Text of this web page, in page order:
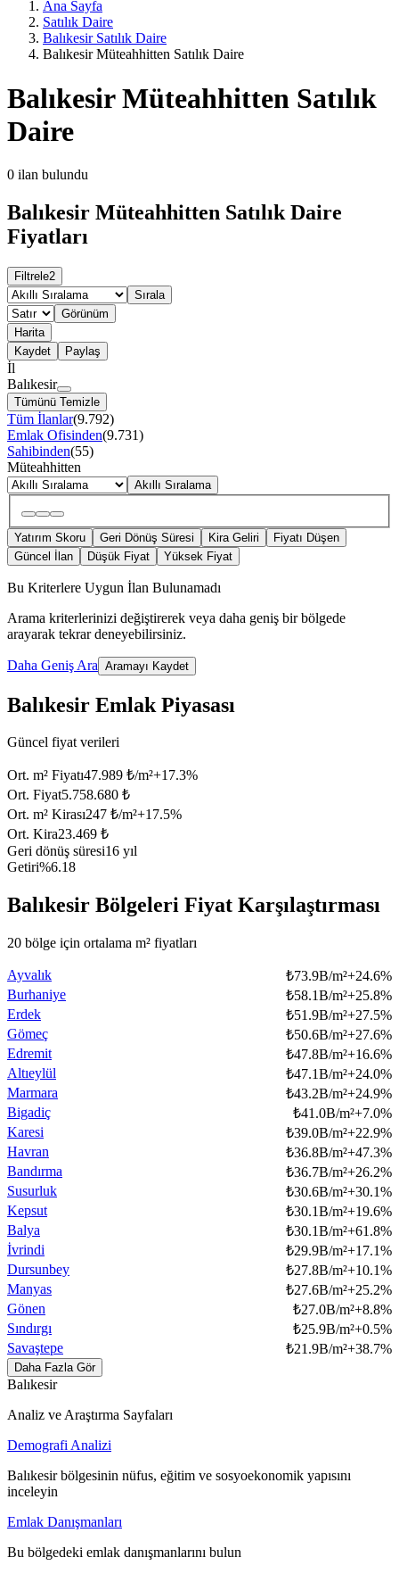
Ana Sayfa
Satılık Daire
Balıkesir Satılık Daire
Balıkesir Müteahhitten Satılık Daire
Balıkesir Müteahhitten Satılık
Daire
0 ilan bulundu
Balıkesir Müteahhitten Satılık Daire
Fiyatları
Filtrele2
Sırala
Görünüm
Harita
Kaydet
Paylaş
İl
Balıkesir
Tümünü Temizle
Tüm İlanlar(9.792)
Emlak Ofisinden(9.731)
Sahibinden(55)
Müteahhitten
Akıllı Sıralama
Yatırım Skoru Geri Dönüş Süresi Kira Geliri
Fiyatı Düşen
Güncel İlan
Düşük Fiyat Yüksek Fiyat
Bu Kriterlere Uygun İlan Bulunamadı
Arama kriterlerinizi değiştirerek veya daha geniş bir bölgede
arayarak tekrar deneyebilirsiniz.
Daha Geniş Ara Aramayı Kaydet
Balıkesir Emlak Piyasası
Güncel fiyat verileri
Ort. m² Fiyatı47.989 ₺/m²+17.3%
Ort. Fiyat5.758.680 ₺
Ort. m² Kirası247 ₺/m²+17.5%
Ort. Kira23.469 ₺
Geri dönüş süresi16 yıl
Getiri%6.18
Balıkesir Bölgeleri Fiyat Karşılaştırması
20 bölge için ortalama m² fiyatları
Ayvalık ₺73.9B/m²+24.6%
Burhaniye
₺58.1B/m²+25.8%
Erdek
₺51.9B/m²+27.5%
Gömeç
₺50.6B/m²+27.6%
Edremit
₺47.8B/m²+16.6%
Altıeylül
₺47.1B/m²+24.0%
Marmara
₺43.2B/m²+24.9%
Bigadiç
₺41.0B/m²+7.0%
Karesi
₺39.0B/m²+22.9%
Havran
₺36.8B/m²+47.3%
Bandırma
₺36.7B/m²+26.2%
Susurluk
₺30.6B/m²+30.1%
Kepsut
₺30.1B/m²+19.6%
Balya
₺30.1B/m²+61.8%
İvrindi
₺29.9B/m²+17.1%
Dursunbey
₺27.8B/m²+10.1%
Manyas
₺27.6B/m²+25.2%
Gönen
₺27.0B/m²+8.8%
Sındırgı
₺25.9B/m²+0.5%
Savaştepe
₺21.9B/m²+38.7%
Daha Fazla Gör
Balıkesir
Analiz ve Araştırma Sayfaları
Demografi Analizi
Balıkesir bölgesinin nüfus, eğitim ve sosyoekonomik yapısını
inceleyin
Emlak Danışmanları
Bu bölgedeki emlak danışmanlarını bulun